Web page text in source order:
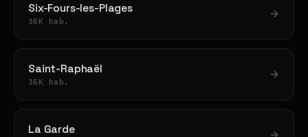
Six-Fours-les-Plages
36K hab.
Saint-Raphaël
36K hab.
La Garde